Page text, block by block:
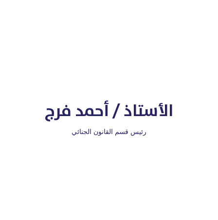
الأستاذ / أحمد فرج
رئيس قسم القانون الجنائي